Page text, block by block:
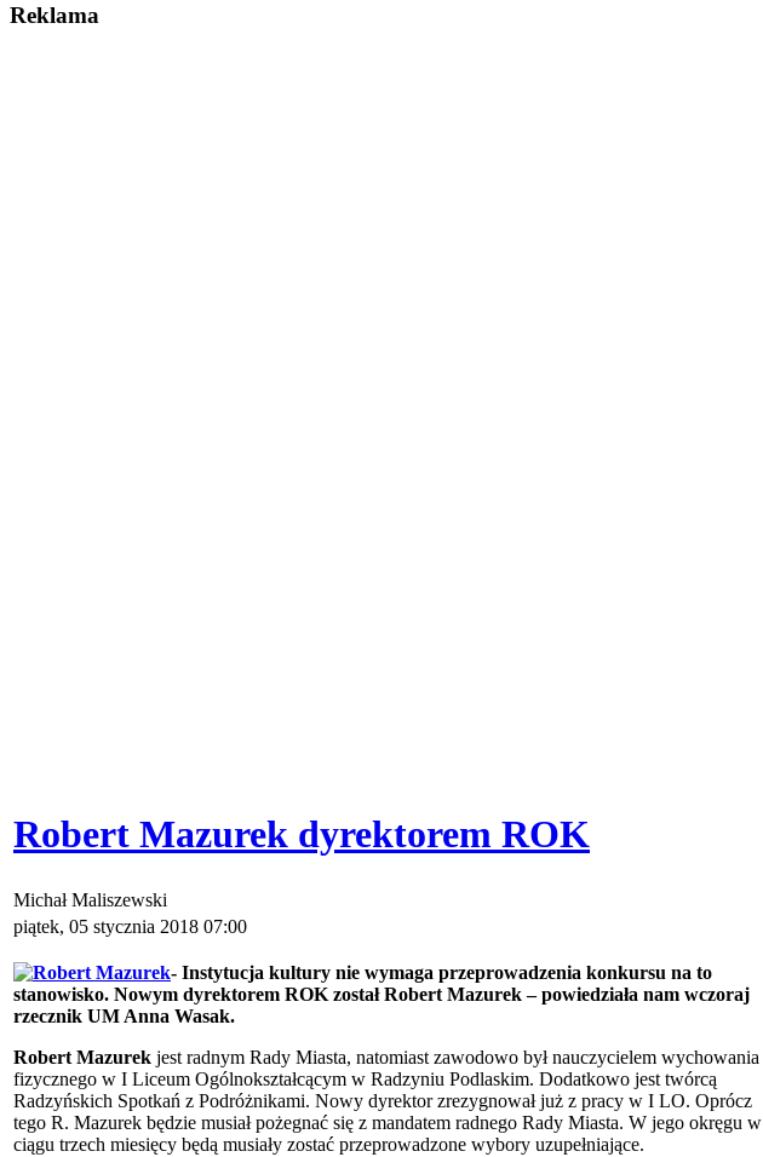
Reklama
Robert Mazurek dyrektorem ROK
Michał Maliszewski
piątek, 05 stycznia 2018 07:00
- Instytucja kultury nie wymaga przeprowadzenia konkursu na to
stanowisko. Nowym dyrektorem ROK został Robert Mazurek – powiedziała nam wczoraj
rzecznik UM Anna Wasak.
Robert Mazurek jest radnym Rady Miasta, natomiast zawodowo był nauczycielem wychowania
fizycznego w I Liceum Ogólnokształcącym w Radzyniu Podlaskim. Dodatkowo jest twórcą
Radzyńskich Spotkań z Podróżnikami. Nowy dyrektor zrezygnował już z pracy w I LO. Oprócz
tego R. Mazurek będzie musiał pożegnać się z mandatem radnego Rady Miasta. W jego okręgu w
ciągu trzech miesięcy będą musiały zostać przeprowadzone wybory uzupełniające.